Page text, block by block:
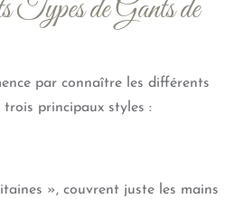
de Gants de
par connaître les différents
trois principaux styles :
», couvrent juste les mains